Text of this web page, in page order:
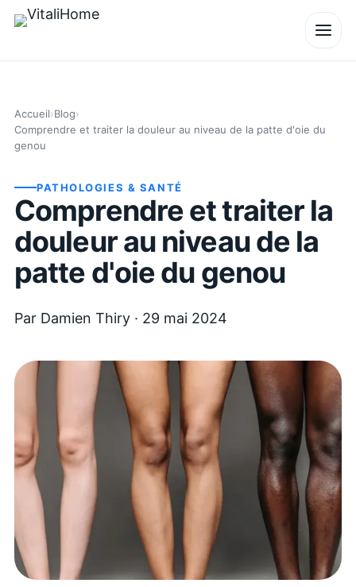
Accueil›Blog›
Comprendre et traiter la douleur au niveau de la patte d'oie du
genou
PATHOLOGIES & SANTÉ
Comprendre et traiter la
douleur au niveau de la
patte d'oie du genou
Par Damien Thiry · 29 mai 2024